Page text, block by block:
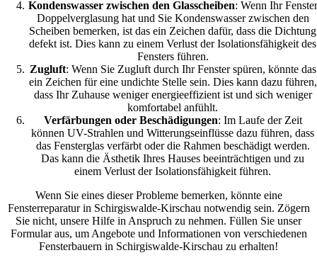
Kondenswasser zwischen den Glasscheiben: Wenn Ihr Fenster
Doppelverglasung hat und Sie Kondenswasser zwischen den
Scheiben bemerken, ist das ein Zeichen dafür, dass die Dichtung
defekt ist. Dies kann zu einem Verlust der Isolationsfähigkeit des
Fensters führen.
Zugluft: Wenn Sie Zugluft durch Ihr Fenster spüren, könnte das
ein Zeichen für eine undichte Stelle sein. Dies kann dazu führen,
dass Ihr Zuhause weniger energieeffizient ist und sich weniger
komfortabel anfühlt.
Verfärbungen oder Beschädigungen: Im Laufe der Zeit
können UV-Strahlen und Witterungseinflüsse dazu führen, dass
das Fensterglas verfärbt oder die Rahmen beschädigt werden.
Das kann die Ästhetik Ihres Hauses beeinträchtigen und zu
einem Verlust der Isolationsfähigkeit führen.
Wenn Sie eines dieser Probleme bemerken, könnte eine
Fensterreparatur in Schirgiswalde-Kirschau notwendig sein. Zögern
Sie nicht, unsere Hilfe in Anspruch zu nehmen. Füllen Sie unser
Formular aus, um Angebote und Informationen von verschiedenen
Fensterbauern in Schirgiswalde-Kirschau zu erhalten!